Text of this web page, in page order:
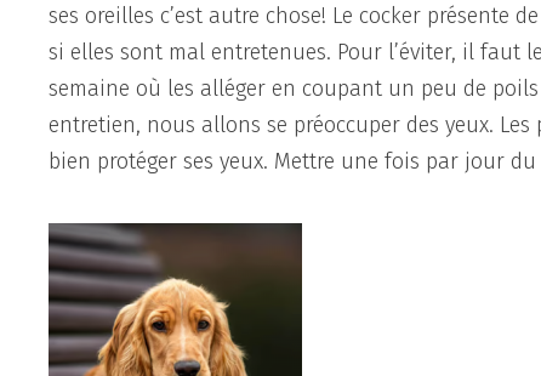
ses oreilles c’est autre chose! Le cocker présente
si elles sont mal entretenues. Pour l’éviter, il faut
semaine où les alléger en coupant un peu de
entretien, nous allons se préoccuper des yeux.
bien protéger ses yeux. Mettre une fois par jour